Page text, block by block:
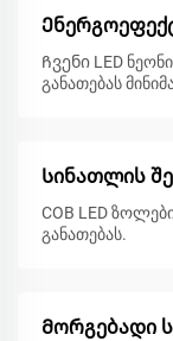
Ჩვენი LED
განათებას
Სინათლის
COB LED
განათებას.
Მორგებადი